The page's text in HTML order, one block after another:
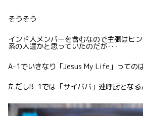
そうそう
インド人メンバーを含むなので主張はヒ
系の人達かと思っていたのだが･･･
A-1でいきなり「Jesus My Life」っての
ただしB-1では「サイババ」連呼厨となる